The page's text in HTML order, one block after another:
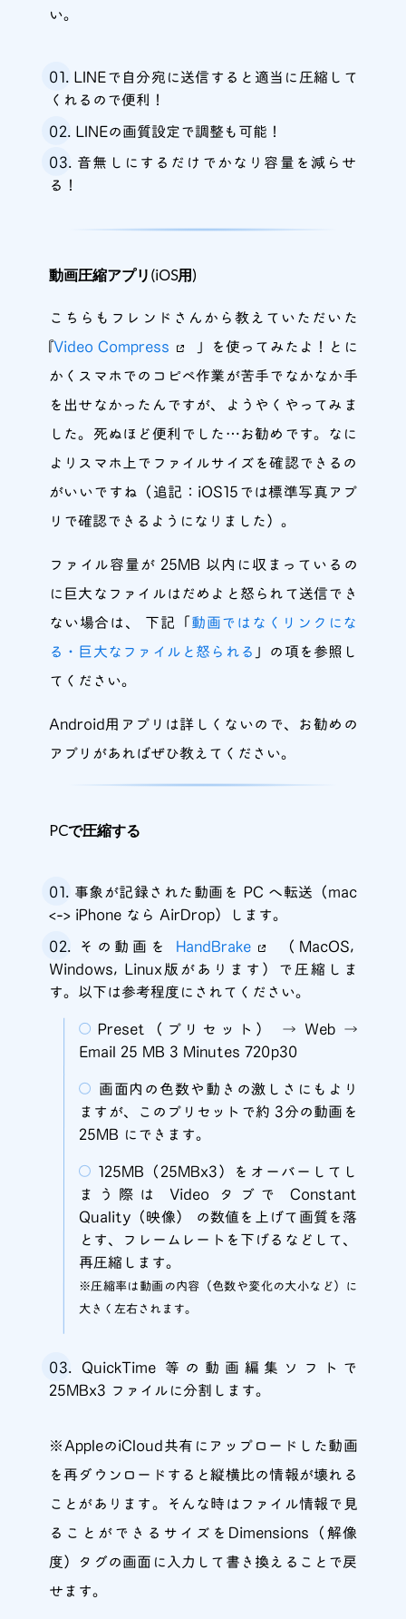
い。
LINEで自分宛に送信すると適当に圧縮して
くれるので便利！
LINEの画質設定で調整も可能！
音無しにするだけでかなり容量を減らせ
る！
動画圧縮アプリ(iOS用)
こちらもフレンドさんから教えていただいた
｢Video Compress 」を使ってみたよ！とに
かくスマホでのコピペ作業が苦手でなかなか手
を出せなかったんですが、ようやくやってみま
した。死ぬほど便利でした…お勧めです。なに
よりスマホ上でファイルサイズを確認できるの
がいいですね（追記：iOS15では標準写真アプ
リで確認できるようになりました）。
ファイル容量が 25MB 以内に収まっているの
に巨大なファイルはだめよと怒られて送信でき
ない場合は、 下記「動画ではなくリンクにな
る・巨大なファイルと怒られる 」の項を参照し
てください。
Android用アプリは詳しくないので、お勧めの
アプリがあればぜひ教えてください。
PCで圧縮する
事象が記録された動画を PC へ転送（mac
<-> iPhone なら AirDrop）します。
その動画を HandBrake （MacOS,
Windows, Linux版があります）で圧縮しま
す。以下は参考程度にされてください。
Preset（プリセット） → Web →
Email 25 MB 3 Minutes 720p30
画面内の色数や動きの激しさにもより
ますが、このプリセットで約 3分の動画を
25MB にできます。
125MB（25MBx3）をオーバーしてし
まう際は Video タブで Constant
Quality（映像） の数値を上げて画質を落
とす、フレームレートを下げるなどして、
再圧縮します。
※圧縮率は動画の内容（色数や変化の大小など）に
大きく左右されます。
QuickTime 等の動画編集ソフトで
25MBx3 ファイルに分割します。
※AppleのiCloud共有にアップロードした動画
を再ダウンロードすると縦横比の情報が壊れる
ことがあります。そんな時はファイル情報で見
ることができるサイズをDimensions（解像
度）タグの画面に入力して書き換えることで戻
せます。